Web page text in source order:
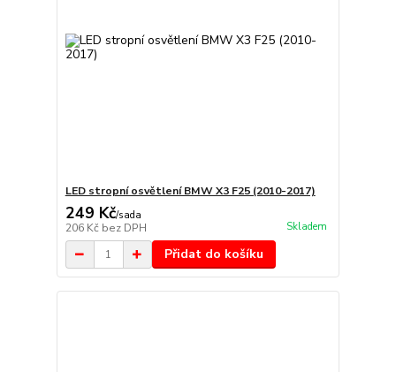
LED stropní osvětlení BMW X3 F25 (2010-2017)
249 Kč/sada
206 Kč bez DPH Skladem
Přidat do košíku